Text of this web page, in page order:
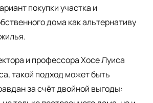
покупки участка и
дома как альтернативу
и профессора Хосе Луиса
такой подход может быть
за счёт двойной выгоды: